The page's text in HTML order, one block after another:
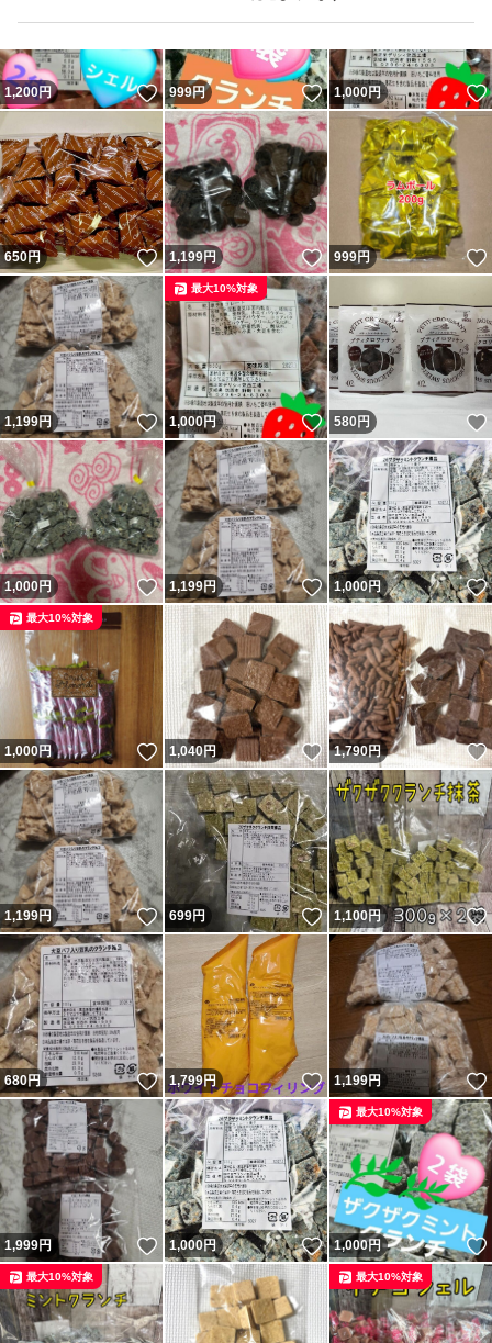
1,200円 いいね！
999円 いいね！
1,000円
650円 いいね！
1,199円 いいね！
999円
1,199円 いいね！
1,000円 いいね！
最大10%対象
580円
1,000円 いいね！
1,199円 いいね！
1,000円
1,000円 いいね！
最大10%対象
1,040円 いいね！
1,790円
1,199円 いいね！
699円 いいね！
1,100円
680円 いいね！
1,799円 いいね！
1,199円
1,999円 いいね！
1,000円 いいね！
1,000円
最大10%対象
最大10%対象 最大10%対象